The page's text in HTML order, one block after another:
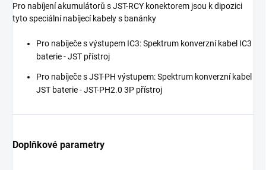
Pro nabíjení akumulátorů s JST-RCY konektorem jsou k dipozici
tyto speciální nabíjecí kabely s banánky
Pro nabíječe s výstupem IC3: Spektrum konverzní kabel IC3
baterie - JST přístroj
Pro nabíječe s JST-PH výstupem: Spektrum konverzní kabel
JST baterie - JST-PH2.0 3P přístroj
Doplňkové parametry